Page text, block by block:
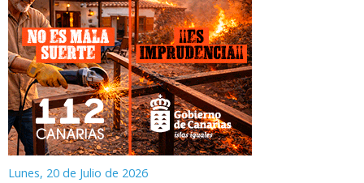
Lunes, 20 de Julio de 2026